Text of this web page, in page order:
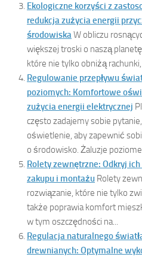
Ekologiczne korzyści z
redukcja zużycia energii
środowiskaW obliczu
większej troski o naszą
które nie tylko obniżą
Regulowanie przepływu
poziomych: Komfortowe
zużycia energii elektrycznej
często zadajemy sobie
oświetlenie, aby zapewnić
o środowisko. Żaluzje
Rolety zewnętrzne: Odkryj
zakupu i montażu Rolety
rozwiązanie, które nie tylko
także poprawia komfort
w tym oszczędności na...
Regulacja naturalnego
drewnianych: Optymalne